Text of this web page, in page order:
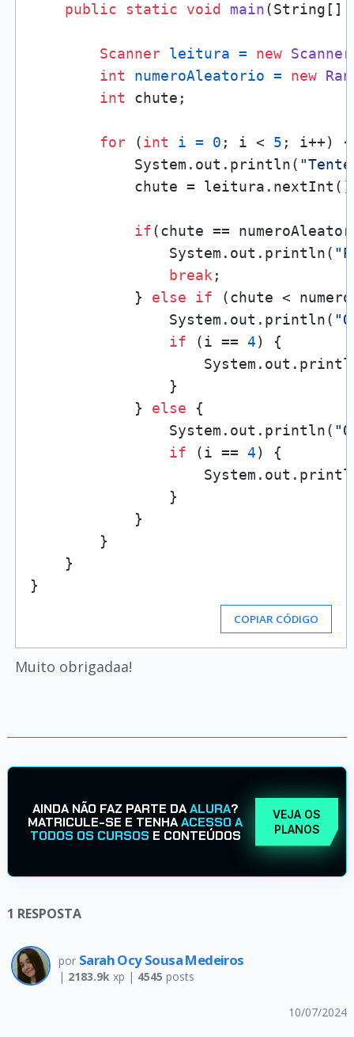
public
static void main(String[]
Scanner leitura = new Scanner
int
numeroAleatorio = new
int chute;
for (int i = 0 ; i < 5 ; i++) {
            System.out.println(
chute =
if(chute ==
                System.out.println(
break ;
            }
else if (chute <
                System.out.println(
if (i == 4) {
                }
            }
else {
                System.out.println(
if (i == 4) {
                }
            }
        }
    }
COPIAR CÓDIGO
Muito obrigadaa!
AINDA NÃO FAZ PARTE DAALURA?
MATRICULE-SE E TENHAACESSO A
TODOS OS CURSOS E CONTEÚDOS
VEJA OS
PLANOS
1 RESPOSTA
por Sarah Ocy Sousa Medeiros
| 2183.9kxp | 4545 posts
10/07/2024